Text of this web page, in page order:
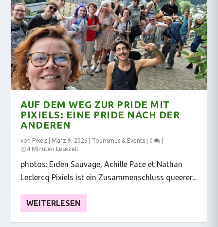
AUF DEM WEG ZUR PRIDE MIT
PIXIELS: EINE PRIDE NACH DER
ANDEREN
von Pixels März 9, 2026 Tourismus & Events 0
4 Minuten Lesezeit
photos: Eïden Sauvage, Achille Pace et Nathan
Leclercq Pixiels ist ein Zusammenschluss queerer...
WEITERLESEN